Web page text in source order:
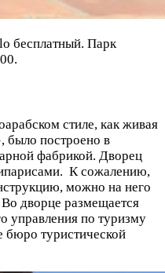
бесплатный. Парк
стиле, как живая
было построено в
фабрикой. Дворец
К сожалению,
можно на него
дворце размещается
управления по туризму
туристической